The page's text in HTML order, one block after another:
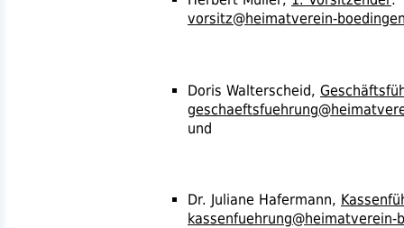
vorsitz@heimatverein-
Doris Walterscheid,
und
Dr. Juliane Hafermann,
kassenfuehrung@heimatverein-